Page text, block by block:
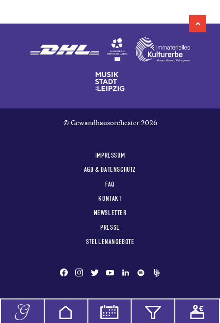
© Gewandhausorchester 2026
IMPRESSUM
AGB & DATENSCHUTZ
FAQ
KONTAKT
NEWSLETTER
PRESSE
STELLENANGEBOTE